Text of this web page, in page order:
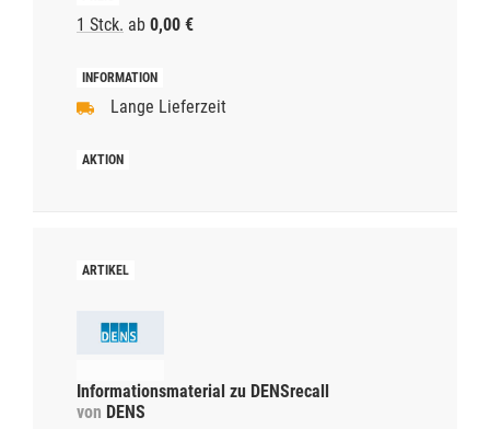
1 Stck. ab 0,00 €
Lange Lieferzeit
Informationsmaterial zu DENSrecall
von DENS